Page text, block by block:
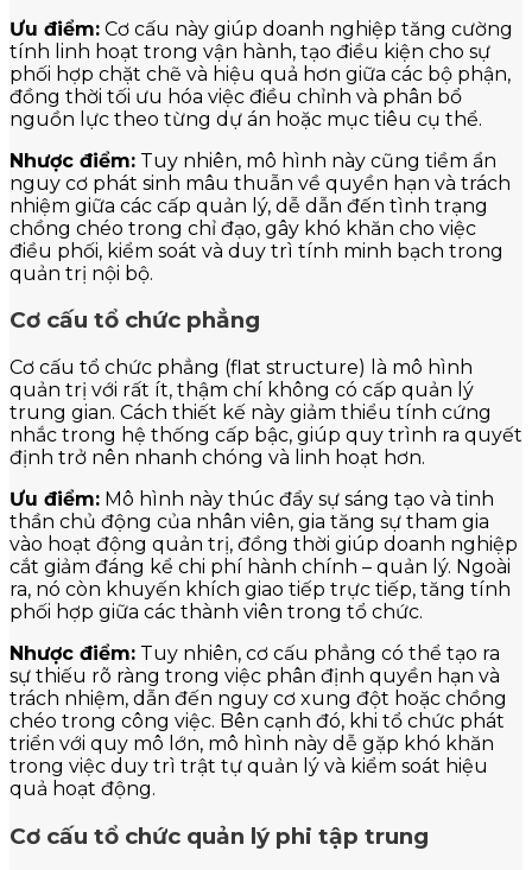
Ưu điểm: Cơ cấu này giúp doanh nghiệp tăng cường
tính linh hoạt trong vận hành, tạo điều kiện cho sự
phối hợp chặt chẽ và hiệu quả hơn giữa các bộ phận,
đồng thời tối ưu hóa việc điều chỉnh và phân bổ
nguồn lực theo từng dự án hoặc mục tiêu cụ thể.
Nhược điểm: Tuy nhiên, mô hình này cũng tiềm ẩn
nguy cơ phát sinh mâu thuẫn về quyền hạn và trách
nhiệm giữa các cấp quản lý, dễ dẫn đến tình trạng
chồng chéo trong chỉ đạo, gây khó khăn cho việc
điều phối, kiểm soát và duy trì tính minh bạch trong
quản trị nội bộ.
Cơ cấu tổ chức phẳng
Cơ cấu tổ chức phẳng (flat structure) là mô hình
quản trị với rất ít, thậm chí không có cấp quản lý
trung gian. Cách thiết kế này giảm thiểu tính cứng
nhắc trong hệ thống cấp bậc, giúp quy trình ra quyết
định trở nên nhanh chóng và linh hoạt hơn.
Ưu điểm: Mô hình này thúc đẩy sự sáng tạo và tinh
thần chủ động của nhân viên, gia tăng sự tham gia
vào hoạt động quản trị, đồng thời giúp doanh nghiệp
cắt giảm đáng kể chi phí hành chính – quản lý. Ngoài
ra, nó còn khuyến khích giao tiếp trực tiếp, tăng tính
phối hợp giữa các thành viên trong tổ chức.
Nhược điểm: Tuy nhiên, cơ cấu phẳng có thể tạo ra
sự thiếu rõ ràng trong việc phân định quyền hạn và
trách nhiệm, dẫn đến nguy cơ xung đột hoặc chồng
chéo trong công việc. Bên cạnh đó, khi tổ chức phát
triển với quy mô lớn, mô hình này dễ gặp khó khăn
trong việc duy trì trật tự quản lý và kiểm soát hiệu
quả hoạt động.
Cơ cấu tổ chức quản lý phi tập trung